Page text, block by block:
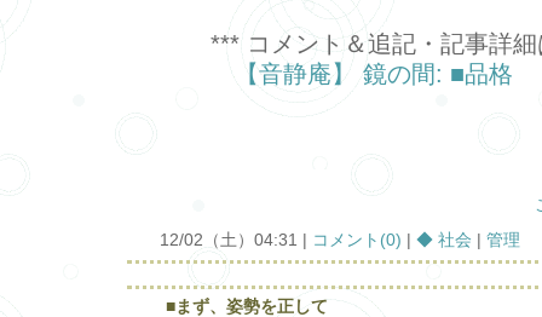
*** コメント＆追記・記事詳
【音静庵】 鏡の間: ■品格
12/02（土）04:31 | コメント(0) | ◆ 社会 | 管理
■まず、姿勢を正して